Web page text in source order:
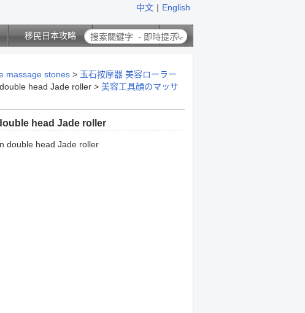
中文 | English
移民日本攻略 聯絡我們
massage stones > 玉石按摩器 美容ローラー
head Jade roller > 美容工具顔のマッサ
head Jade roller
double head Jade roller